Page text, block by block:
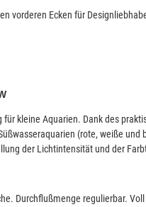
vorderen Ecken für
für kleine Aquarien. Dank des
(rote, weiße
der Lichtintensität und der
Durchflußmenge regulierbar.